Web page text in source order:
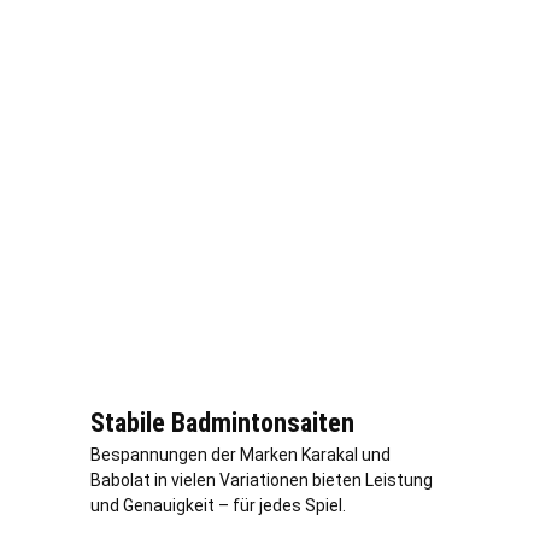
Stabile Badmintonsaiten
Bespannungen der Marken Karakal und
Babolat in vielen Variationen bieten Leistung
und Genauigkeit – für jedes Spiel.